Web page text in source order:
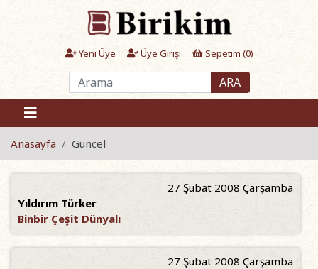
Yeni Üye Üye Girişi Sepetim (0)
ARA
Anasayfa Güncel
27 Şubat 2008 Çarşamba
Yıldırım Türker
Binbir Çeşit Dünyalı
27 Şubat 2008 Çarşamba